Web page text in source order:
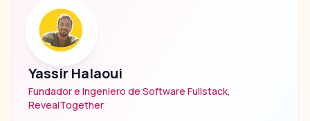
Yassir Halaoui
Fundador e Ingeniero de Software Fullstack,
RevealTogether